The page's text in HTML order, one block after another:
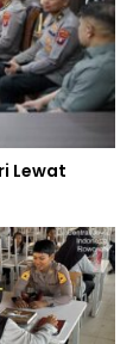
Lewat